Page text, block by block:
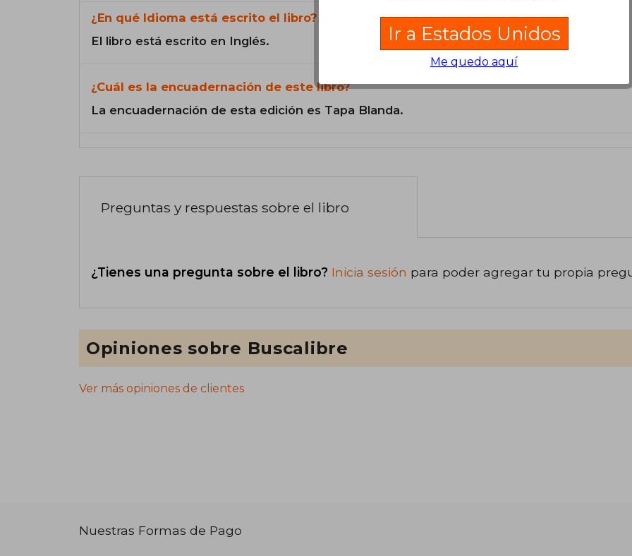
¿En qué Idioma está escrito el libro?
El libro está escrito en Inglés.
¿Cuál es la encuadernación de este libro?
La encuadernación de esta edición es Tapa Blanda.
Preguntas y respuestas sobre el libro
¿Tienes una pregunta sobre el libro? Inicia sesión para poder agregar tu propia
Opiniones sobre Buscalibre
Ver más opiniones de clientes
Nuestras Formas de Pago
Ir a Estados Unidos
Me quedo aquí